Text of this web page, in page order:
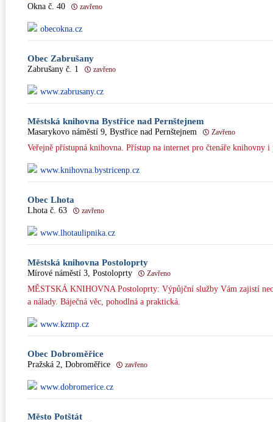
Okna č. 40 zavřeno
obecokna.cz
Obec Zabrušany
Zabrušany č. 1 zavřeno
www.zabrusany.cz
Městská knihovna Bystřice nad Pernštejnem
Masarykovo náměstí 9, Bystřice nad Pernštejnem Zavřeno
Veřejně přístupná knihovna. Přístup na internet pro čtenáře knihovny i
www.knihovna.bystricenp.cz
Obec Lhota
Lhota č. 63 zavřeno
www.lhotaulipnika.cz
Městská knihovna Postoloprty
Mírové náměstí 3, Postoloprty Zavřeno
MĚSTSKÁ KNIHOVNA Postoloprty: Výpůjční služby Vám zajistí
a nálady. Báječná věc, pohodlná a praktická.
www.kzmp.cz
Obec Dobroměřice
Pražská 2, Dobroměřice zavřeno
www.dobromerice.cz
Město Potštát